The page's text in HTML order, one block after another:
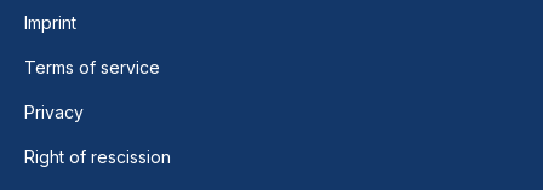
Imprint
Terms of service
Privacy
Right of rescission